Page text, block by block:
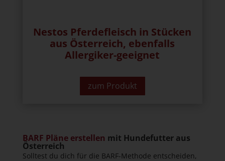
Nestos Pferdefleisch in Stücken
aus Österreich, ebenfalls
Allergiker-geeignet
zum Produkt
BARF Pläne erstellen mit Hundefutter aus
Österreich
Solltest du dich für die BARF-Methode entscheiden,